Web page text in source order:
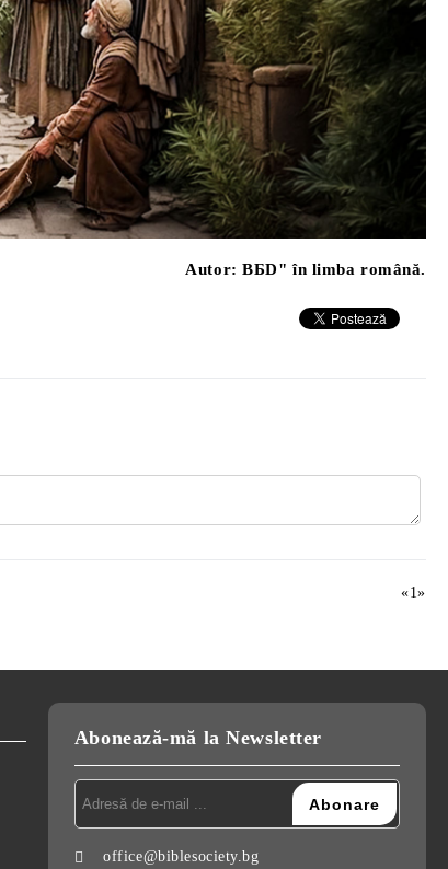
Autor: ВБD" în limba română.
«1»
Abonează-mă la Newsletter
office@biblesociety.bg